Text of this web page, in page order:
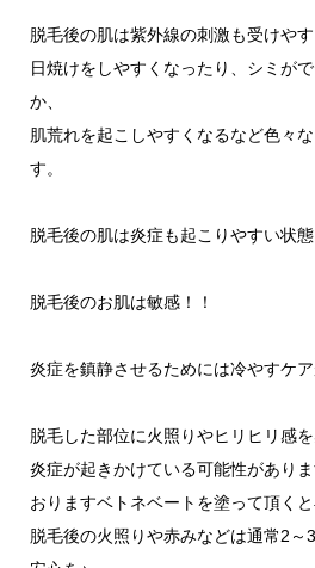
脱毛後の肌は紫外線の刺激も受けやす
日焼けをしやすくなったり、シミが
か、
肌荒れを起こしやすくなるなど色々
す。
脱毛後の肌は炎症も起こりやすい状態
脱毛後のお肌は敏感！！
炎症を鎮静させるためには冷やすケ
脱毛した部位に火照りやヒリヒリ感
炎症が起きかけている可能性があり
おりますベトネベートを塗って頂く
脱毛後の火照りや赤みなどは通常2～